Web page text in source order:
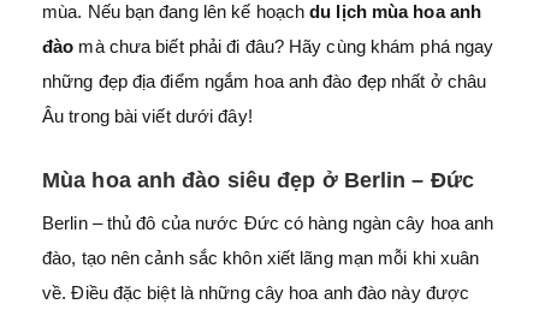
mùa. Nếu bạn đang lên kế hoạch du lịch mùa hoa anh
đào mà chưa biết phải đi đâu? Hãy cùng khám phá ngay
những đẹp địa điểm ngắm hoa anh đào đẹp nhất ở châu
Âu trong bài viết dưới đây!
Mùa hoa anh đào siêu đẹp ở Berlin – Đức
Berlin – thủ đô của nước Đức có hàng ngàn cây hoa anh
đào, tạo nên cảnh sắc khôn xiết lãng mạn mỗi khi xuân
về. Điều đặc biệt là những cây hoa anh đào này được